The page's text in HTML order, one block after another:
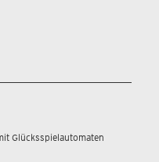
Glücksspielautomaten